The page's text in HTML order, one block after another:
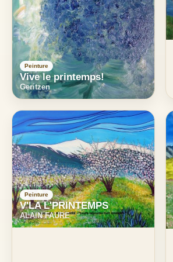
Peinture
Vive le printemps!
Geritzen
Peinture
V'LA L'PRINTEMPS
ALAIN FAURE